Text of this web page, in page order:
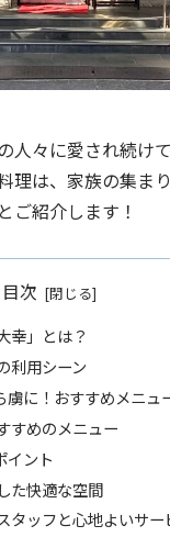
々に愛され続け
は、家族の集ま
ご紹介します！
目次
幸」とは？
利用シーン
虜に！おすすめメニュ
すめのメニュー
イント
た快適な空間
タッフと心地よいサー